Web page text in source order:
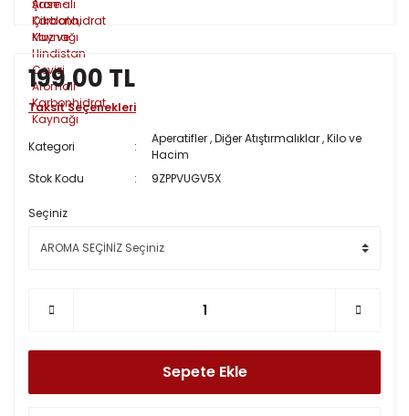
199,00 TL
Taksit Seçenekleri
Kategori
Aperatifler,Diğer Atıştırmalıklar,Kilo ve
Hacim
Stok Kodu
9ZPPVUGV5X
Seçiniz
Sepete Ekle